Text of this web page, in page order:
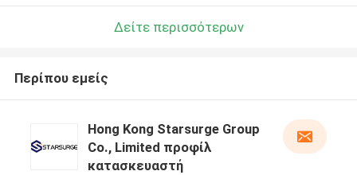
Δείτε περισσότερων
Περίπου εμείς
Hong Kong Starsurge Group
Co., Limited προφίλ
κατασκευαστή